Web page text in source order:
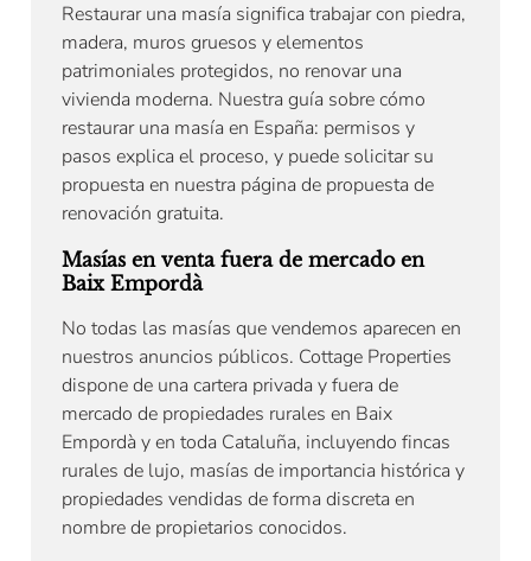
Restaurar una masía significa trabajar con piedra,
madera, muros gruesos y elementos
patrimoniales protegidos, no renovar una
vivienda moderna. Nuestra guía sobre cómo
restaurar una masía en España: permisos y
pasos explica el proceso, y puede solicitar su
propuesta en nuestra página de propuesta de
renovación gratuita.
Masías en venta fuera de mercado en
Baix Empordà
No todas las masías que vendemos aparecen en
nuestros anuncios públicos. Cottage Properties
dispone de una cartera privada y fuera de
mercado de propiedades rurales en Baix
Empordà y en toda Cataluña, incluyendo fincas
rurales de lujo, masías de importancia histórica y
propiedades vendidas de forma discreta en
nombre de propietarios conocidos.